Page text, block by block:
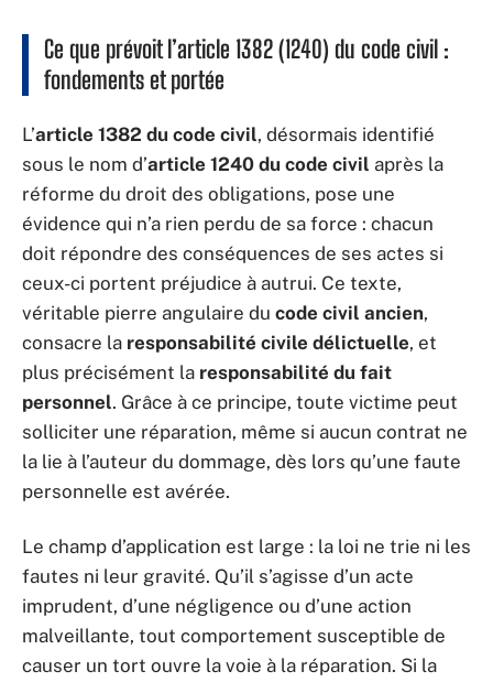
Ce que prévoit l’article 1382 (1240) du code civil :
fondements et portée
L’article 1382 du code civil, désormais identifié
sous le nom d’article 1240 du code civil après la
réforme du droit des obligations, pose une
évidence qui n’a rien perdu de sa force : chacun
doit répondre des conséquences de ses actes si
ceux-ci portent préjudice à autrui. Ce texte,
véritable pierre angulaire du code civil ancien,
consacre la responsabilité civile délictuelle, et
plus précisément la responsabilité du fait
personnel. Grâce à ce principe, toute victime peut
solliciter une réparation, même si aucun contrat ne
la lie à l’auteur du dommage, dès lors qu’une faute
personnelle est avérée.
Le champ d’application est large : la loi ne trie ni les
fautes ni leur gravité. Qu’il s’agisse d’un acte
imprudent, d’une négligence ou d’une action
malveillante, tout comportement susceptible de
causer un tort ouvre la voie à la réparation. Si la